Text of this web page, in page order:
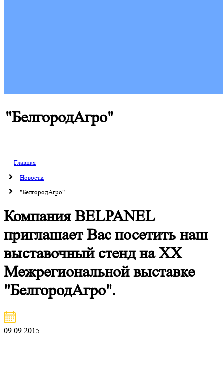
"БелгородАгро"
Главная
Новости
"БелгородАгро"
Компания BELPANEL
приглашает Вас посетить наш
выставочный стенд на ХХ
Межрегиональной выставке
"БелгородАгро".
09.09.2015